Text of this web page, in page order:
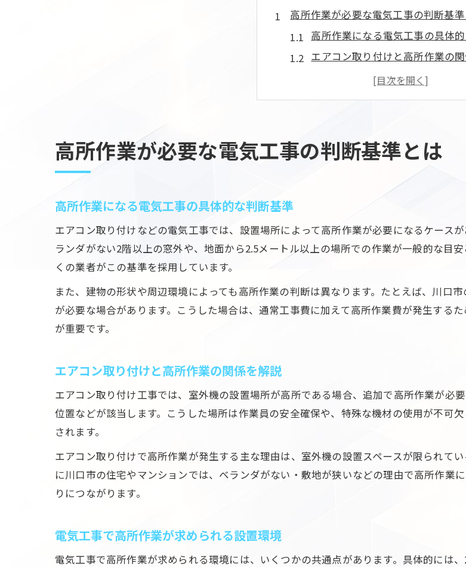
高所作業が必要な電気工事の判断基
高所作業になる電気工事の具体
エアコン取り付けと高所作業の
電気工事で高所作業が求められる
高所作業費の内訳と発生タイミ
川口市のエアコン取り付けで高所
エアコン工事費用が高くなる理由を徹
電気工事費用が高騰する主な要因
高所作業と追加工事費の関係性を
見積もり時に電気工事費が上がる
追加費用が発生する電気工事の
川口市で信頼できる電気工事業
エアコン取り付け時の現地調査
納得できる見積もりを得るための確
電気工事の見積もり内訳を細か
エアコン工事の納得ポイントと
川口市で見積もり依頼時の注意
家電量販店で工事を断られない
高所作業が必要な電気工事の判断基準とは
高所作業になる電気工事の具体的な判断基準
エアコン取り付けなどの電気工事では、設置場所によって高所作業が必要になるケース
ランダがない2階以上の窓外や、地面から2.5メートル以上の場所での作業が一般的な目
くの業者がこの基準を採用しています。
また、建物の形状や周辺環境によっても高所作業の判断は異なります。たとえば、川口
が必要な場合があります。こうした場合は、通常工事費に加えて高所作業費が発生する
が重要です。
エアコン取り付けと高所作業の関係を解説
エアコン取り付け工事では、室外機の設置場所が高所である場合、追加で高所作業が必
位置などが該当します。こうした場所は作業員の安全確保や、特殊な機材の使用が不可
されます。
エアコン取り付けで高所作業が発生する主な理由は、室外機の設置スペースが限られて
に川口市の住宅やマンションでは、ベランダがない・敷地が狭いなどの理由で高所作業
りにつながります。
電気工事で高所作業が求められる設置環境
電気工事で高所作業が求められる環境には、いくつかの共通点があります。具体的には